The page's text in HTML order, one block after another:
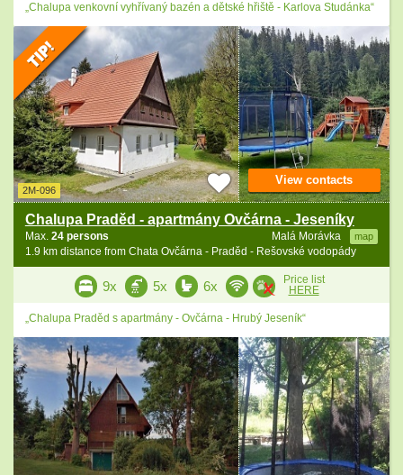
„Chalupa venkovní vyhřívaný bazén a dětské hřiště - Karlova Studánka“
2M-096
Chalupa Praděd - apartmány Ovčárna - Jeseníky
Malá Morávka map
Max. 24 persons
1.9 km distance from Chata Ovčárna - Praděd - Rešovské vodopády
View contacts
9x 5x 6x
Price list
HERE
„Chalupa Praděd s apartmány - Ovčárna - Hrubý Jeseník“